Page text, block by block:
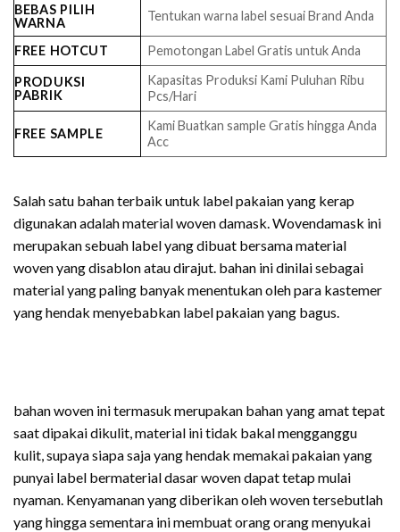
BEBAS PILIH
WARNA
Tentukan warna label sesuai Brand Anda
FREE HOTCUT Pemotongan Label Gratis untuk Anda
PRODUKSI
PABRIK
Kapasitas Produksi Kami Puluhan Ribu
Pcs/Hari
FREE SAMPLE
Kami Buatkan sample Gratis hingga Anda
Acc
Salah satu bahan terbaik untuk label pakaian yang kerap
digunakan adalah material woven damask. Wovendamask ini
merupakan sebuah label yang dibuat bersama material
woven yang disablon atau dirajut. bahan ini dinilai sebagai
material yang paling banyak menentukan oleh para kastemer
yang hendak menyebabkan label pakaian yang bagus.
bahan woven ini termasuk merupakan bahan yang amat tepat
saat dipakai dikulit, material ini tidak bakal mengganggu
kulit, supaya siapa saja yang hendak memakai pakaian yang
punyai label bermaterial dasar woven dapat tetap mulai
nyaman. Kenyamanan yang diberikan oleh woven tersebutlah
yang hingga sementara ini membuat orang orang menyukai